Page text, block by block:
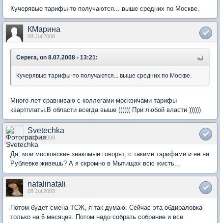
Кучерявые тарифы-то получаются... выше средних по Москве.
КМарина
08 Jul 2008
Серега, on 8.07.2008 - 13:21:
Кучерявые тарифы-то получаются... выше средних по Москве.
Много лет сравниваю с коллегами-москвичами тарифы
квартплаты.В области всегда выше (((((( При любой власти ))))))
Svetechka
08 Jul 2008
Да, мои московские знакомые говорят, с такими тарифами и не на
Рублевке живешь? А я скромно в Мытищах всю жисть...
natalinatali
08 Jul 2008
Потом будет смена ТСЖ, я так думаю. Сейчас эта обдираловка
только на 6 месяцев. Потом надо собрать собрание и все